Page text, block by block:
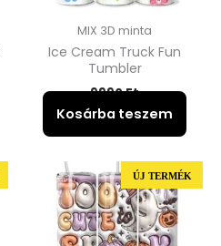
MIX 3D minta
Ice Cream Truck Fun
Tumbler
9990Ft
Kosárba teszem
ÚJ TERMÉK